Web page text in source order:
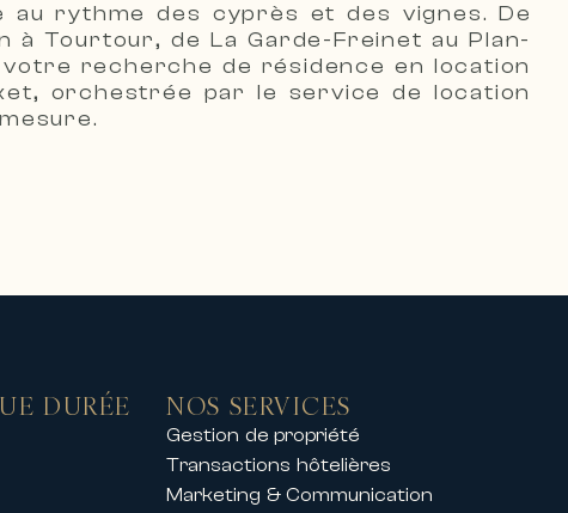
également ses clients
les principaux congrès et
au rythme des cyprès et des vignes. De
à Tourtour, de La Garde-Freinet au Plan-
recherche de résidence en location
orchestrée par le service de location
DURÉE NOS SERVICES
Gestion de propriété
Transactions hôtelières
Marketing & Communication